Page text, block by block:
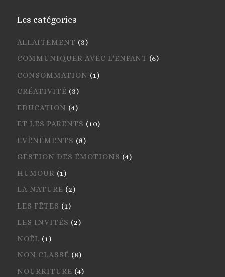
Les catégories
ALLAITEMENT (3)
COMMUNIQUER AVEC L'ENFANT (6)
CONSOMMATION (1)
CRÉATIVITÉ (3)
EDUCATION (4)
ET LES PARENTS (10)
EVÈNEMENTS (8)
GESTION DES ÉMOTIONS (4)
HUMOUR (1)
LA NATURE (2)
LES FÊTES (1)
LES INVITÉS (2)
NOËL (1)
NON CLASSÉ (8)
NOURRITURE (4)